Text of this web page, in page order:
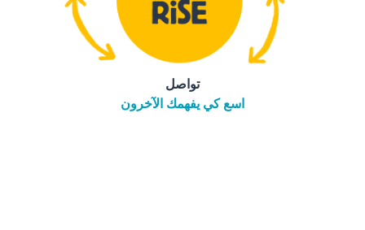
تواصل
اسع كي يفهمك الآخرون